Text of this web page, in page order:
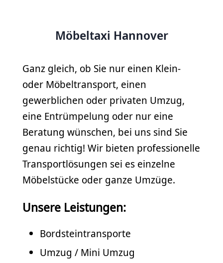
Möbeltaxi Hannover
Ganz gleich, ob Sie nur einen Klein-
oder Möbeltransport, einen
gewerblichen oder privaten Umzug,
eine Entrümpelung oder nur eine
Beratung wünschen, bei uns sind Sie
genau richtig! Wir bieten professionelle
Transportlösungen sei es einzelne
Möbelstücke oder ganze Umzüge.
Unsere Leistungen:
Bordsteintransporte
Umzug / Mini Umzug